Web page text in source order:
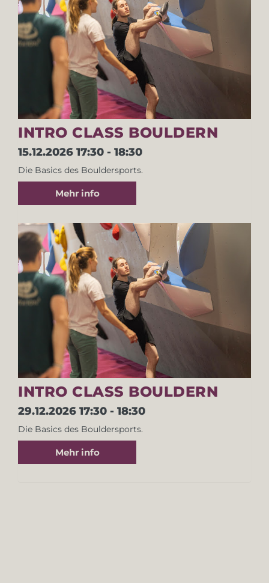
INTRO CLASS BOULDERN
15.12.2026 17:30 - 18:30
Die Basics des Bouldersports.
Mehr info
INTRO CLASS BOULDERN
29.12.2026 17:30 - 18:30
Die Basics des Bouldersports.
Mehr info